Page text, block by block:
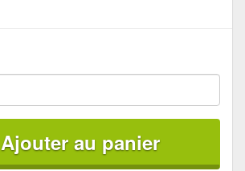
Ajouter au panier